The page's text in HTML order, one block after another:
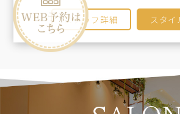
スタッフ詳細 スタイ